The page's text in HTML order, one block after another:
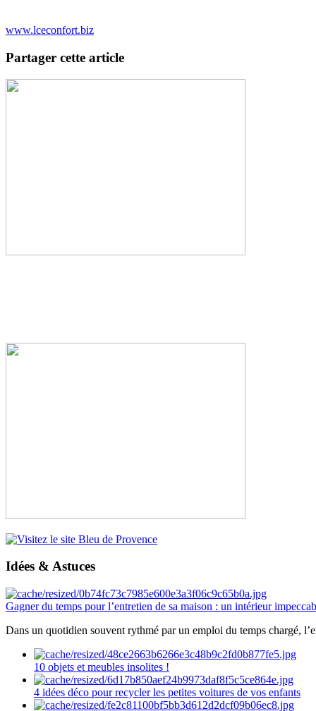
www.lceconfort.biz
Partager cette article
Idées & Astuces
Gagner du temps pour l’entretien de sa maison : un intérieur
Dans un quotidien souvent rythmé par un emploi du temps chargé,
10 objets et meubles insolites !
4 idées déco pour recycler les petites voitures de vos enfants